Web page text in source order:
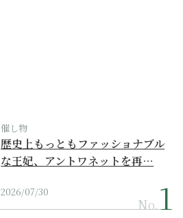
催し物
歴史上もっともファッショナブル
な王妃、アントワネットを再…
2026/07/30
No.